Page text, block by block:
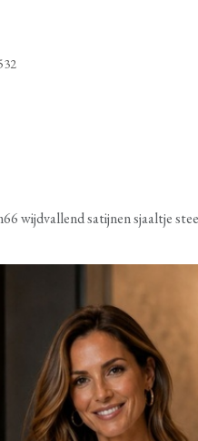
wijdvallend satijnen sjaaltje